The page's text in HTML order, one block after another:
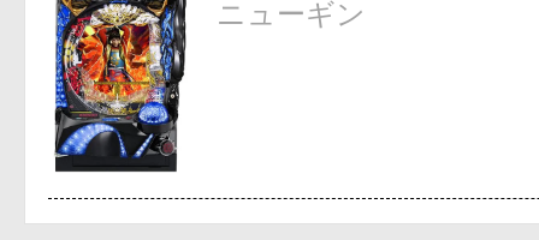
ニューギン